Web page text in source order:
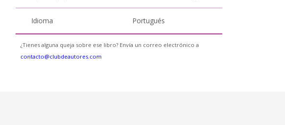
Idioma Portugués
¿Tienes alguna queja sobre ese libro? Envía un correo electrónico a
contacto@clubdeautores.com